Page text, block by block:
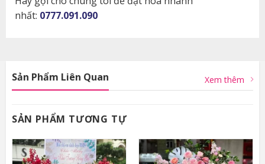
nhất: 0777.091.090
Sản Phẩm Liên Quan Xem thêm
SẢN PHẨM TƯƠNG TỰ